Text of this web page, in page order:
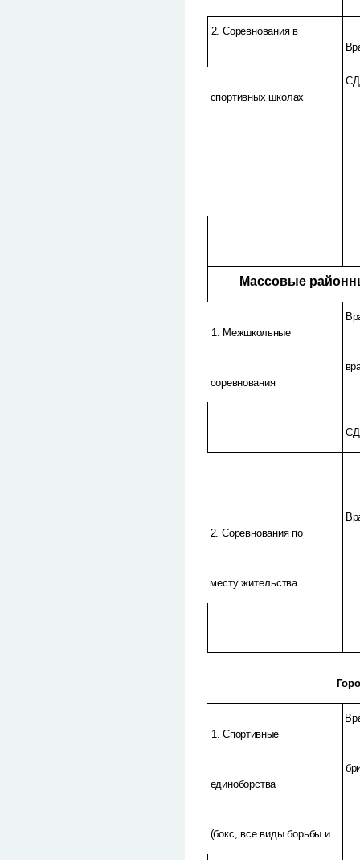
2. Соревнования в
спортивных школах
Массовые
1. Межшкольные
соревнования
2. Соревнования по
месту жительства
Го
1. Спортивные
единоборства
(бокс, все виды борьбы и